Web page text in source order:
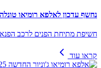
נחשף עדכון לאלפא רומיאו טונלה 2026
חשיפת מתיחת הפנים לרכב
קראו עוד